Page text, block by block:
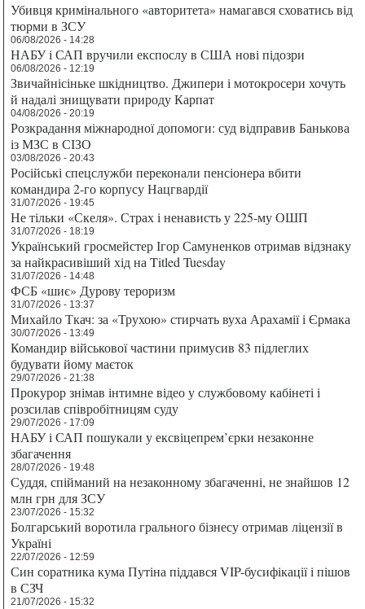
Убивця кримінального «авторитета» намагався сховатись від
тюрми в ЗСУ
06/08/2026 - 14:28
НАБУ і САП вручили експослу в США нові підозри
06/08/2026 - 12:19
Звичайнісіньке шкідництво. Джипери і мотокросери хочуть
й надалі знищувати природу Карпат
04/08/2026 - 20:19
Розкрадання міжнародної допомоги: суд відправив Банькова
із МЗС в СІЗО
03/08/2026 - 20:43
Російські спецслужби переконали пенсіонера вбити
командира 2-го корпусу Нацгвардії
31/07/2026 - 19:45
Не тільки «Скеля». Страх і ненависть у 225-му ОШП
31/07/2026 - 18:19
Український гросмейстер Ігор Самуненков отримав відзнаку
за найкрасивіший хід на Titled Tuesday
31/07/2026 - 14:48
ФСБ «шиє» Дурову тероризм
31/07/2026 - 13:37
Михайло Ткач: за «Трухою» стирчать вуха Арахамії і Єрмака
30/07/2026 - 13:49
Командир військової частини примусив 83 підлеглих
будувати йому маєток
29/07/2026 - 21:38
Прокурор знімав інтимне відео у службовому кабінеті і
розсилав співробітницям суду
29/07/2026 - 17:09
НАБУ і САП пошукали у ексвіцепрем’єрки незаконне
збагачення
28/07/2026 - 19:48
Суддя, спійманий на незаконному збагаченні, не знайшов 12
млн грн для ЗСУ
23/07/2026 - 15:32
Болгарський воротила грального бізнесу отримав ліцензії в
Україні
22/07/2026 - 12:59
Син соратника кума Путіна піддався VIP-бусифікації і пішов
в СЗЧ
21/07/2026 - 15:32